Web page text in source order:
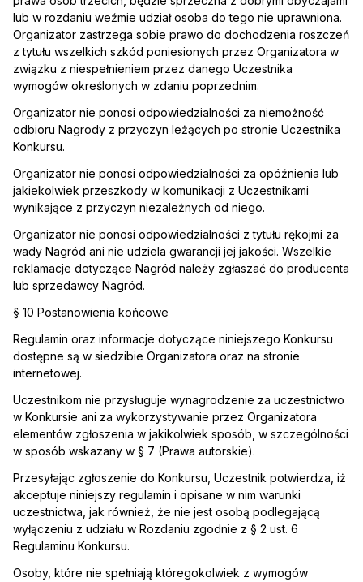
lub w rozdaniu weźmie udział osoba do tego nie uprawniona.
Organizator zastrzega sobie prawo do dochodzenia roszczeń
z tytułu wszelkich szkód poniesionych przez Organizatora w
związku z niespełnieniem przez danego Uczestnika
wymogów określonych w zdaniu poprzednim.
Organizator nie ponosi odpowiedzialności za niemożność
odbioru Nagrody z przyczyn leżących po stronie Uczestnika
Konkursu.
Organizator nie ponosi odpowiedzialności za opóźnienia lub
jakiekolwiek przeszkody w komunikacji z Uczestnikami
wynikające z przyczyn niezależnych od niego.
Organizator nie ponosi odpowiedzialności z tytułu rękojmi za
wady Nagród ani nie udziela gwarancji jej jakości. Wszelkie
reklamacje dotyczące Nagród należy zgłaszać do producenta
lub sprzedawcy Nagród.
§ 10 Postanowienia końcowe
Regulamin oraz informacje dotyczące niniejszego Konkursu
dostępne są w siedzibie Organizatora oraz na stronie
internetowej.
Uczestnikom nie przysługuje wynagrodzenie za uczestnictwo
w Konkursie ani za wykorzystywanie przez Organizatora
elementów zgłoszenia w jakikolwiek sposób, w szczególności
w sposób wskazany w § 7 (Prawa autorskie).
Przesyłając zgłoszenie do Konkursu, Uczestnik potwierdza, iż
akceptuje niniejszy regulamin i opisane w nim warunki
uczestnictwa, jak również, że nie jest osobą podlegającą
wyłączeniu z udziału w Rozdaniu zgodnie z § 2 ust. 6
Regulaminu Konkursu.
Osoby, które nie spełniają któregokolwiek z wymogów